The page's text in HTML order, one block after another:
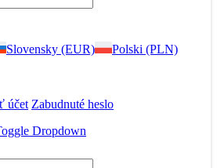
Slovensky (EUR) Polski (PLN)
účet Zabudnuté heslo
Dropdown